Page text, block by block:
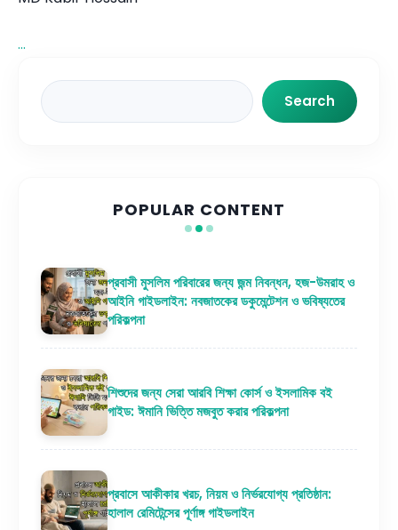
...
Search
Search
POPULAR CONTENT
প্রবাসী মুসলিম পরিবারের জন্য জন্ম নিবন্ধন, হজ-উমরাহ ও
আইনি গাইডলাইন: নবজাতকের ডকুমেন্টেশন ও ভবিষ্যতের
পরিকল্পনা
শিশুদের জন্য সেরা আরবি শিক্ষা কোর্স ও ইসলামিক বই
গাইড: ঈমানি ভিত্তি মজবুত করার পরিকল্পনা
প্রবাসে আকীকার খরচ, নিয়ম ও নির্ভরযোগ্য প্রতিষ্ঠান:
হালাল রেমিটেন্সের পূর্ণাঙ্গ গাইডলাইন